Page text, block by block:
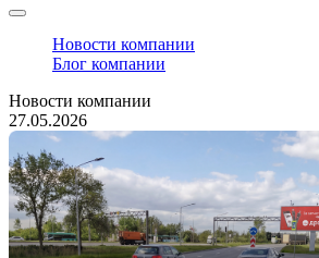
Новости компании
Блог компании
Новости компании
27.05.2026